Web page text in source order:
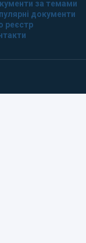
за темами
документи
реєстр